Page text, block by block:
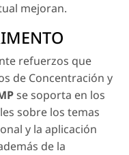
mejoran.
refuerzos que
de Concentración y
se soporta en los
sobre los temas
y la aplicación
de la